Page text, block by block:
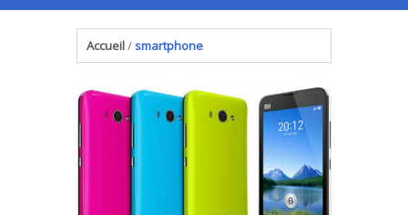
Accueil/smartphone